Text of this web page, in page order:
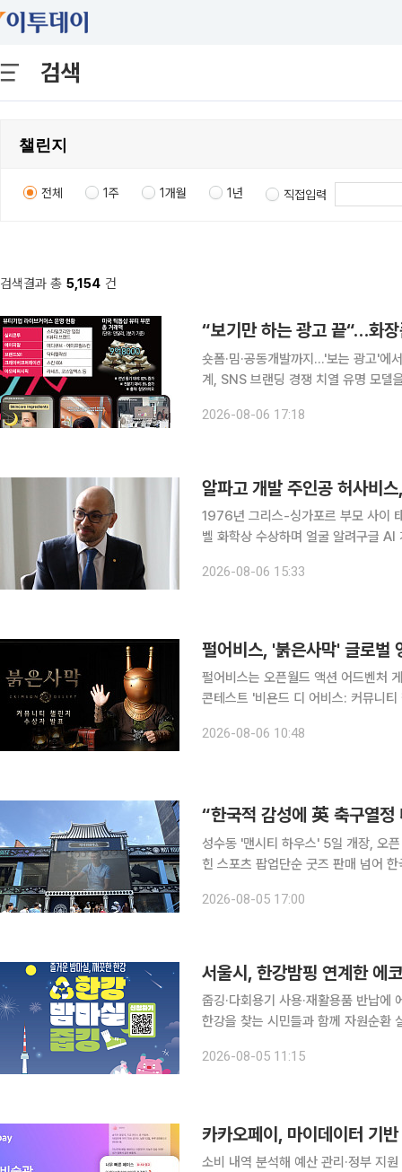
검색
전체 1주 1개월 1년 직접입력
검색결과 총 5,154 건
숏폼·밈·공동개발까지…'보는 광고'에
계, SNS 브랜딩 경쟁 치열 유명 모델을 앞세운 광고 영상과 신제품 사진을 일방적으로 게시하며 보
틱톡 챌린지와 밈(Meme) 콘텐츠, 인
2026-08-06 17:18
알파고 개발 주인공 허사비
1976년 그리스-싱가포르 부모 사이
벨 화학상 수상하며 얼굴 알려구글 AI 개발 의장
이자 구글 AI 개발을 주도해온 주인공
2026-08-06 15:33
펄어비스, '붉은사막' 글로벌
펄어비스는 오픈월드 액션 어드벤
콘테스트 '비욘드 디 어비스: 커뮤
종합 평가해 롱폼 6편과 숏폼 4편 등
2026-08-06 10:48
성수동 '맨시티 하우스' 5일 개장, 오
힌 스포츠 팝업단순 굿즈 판매 넘어 한국 맞춤형 브
한을 기념해 특별한 공간을 마련했다.
2026-08-05 17:00
서울시, 한강밤핑 연계한 에
줍깅·다회용기 사용·재활용품 반납에 에코마일리지 적립 서울시
한강을 찾는 시민들과 함께 자원순환 실천에 나선다. 5일 서울시는 한
일까지 금묘일과 토요일에 여의도공
2026-08-05 11:15
카카오페이, 마이데이터 기
소비 내역 분석해 예산 관리·정부 지